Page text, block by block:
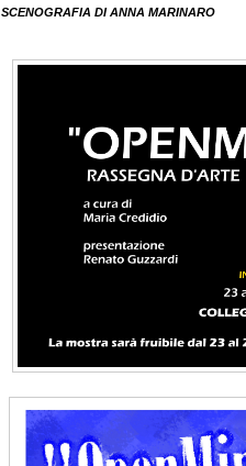
SCENOGRAFIA DI ANNA MARINARO